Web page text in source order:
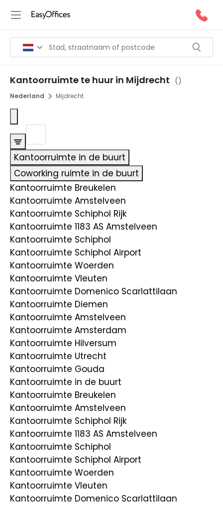
Kantoorruimte te huur in Mijdrecht ()
Nederland Mijdrecht
Kantoorruimte in de buurt
Coworking ruimte in de buurt
Kantoorruimte Breukelen
Kantoorruimte Amstelveen
Kantoorruimte Schiphol Rijk
Kantoorruimte 1183 AS Amstelveen
Kantoorruimte Schiphol
Kantoorruimte Schiphol Airport
Kantoorruimte Woerden
Kantoorruimte Vleuten
Kantoorruimte Domenico Scarlattilaan
Kantoorruimte Diemen
Kantoorruimte Amstelveen
Kantoorruimte Amsterdam
Kantoorruimte Hilversum
Kantoorruimte Utrecht
Kantoorruimte Gouda
Kantoorruimte in de buurt
Kantoorruimte Breukelen
Kantoorruimte Amstelveen
Kantoorruimte Schiphol Rijk
Kantoorruimte 1183 AS Amstelveen
Kantoorruimte Schiphol
Kantoorruimte Schiphol Airport
Kantoorruimte Woerden
Kantoorruimte Vleuten
Kantoorruimte Domenico Scarlattilaan